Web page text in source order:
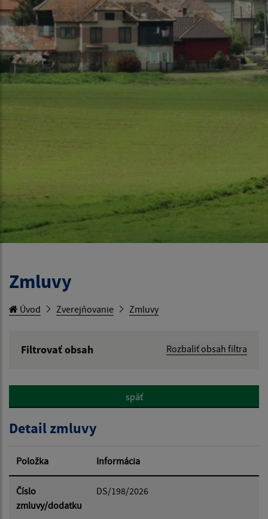
Zmluvy
Úvod Zverejňovanie Zmluvy
Filtrovať obsah
Rozbaliť obsah filtra
Hľadať v:
Dátum od:
späť
Detail zmluvy
Položka Informácia
Číslo
zmluvy/dodatku
DS/198/2026